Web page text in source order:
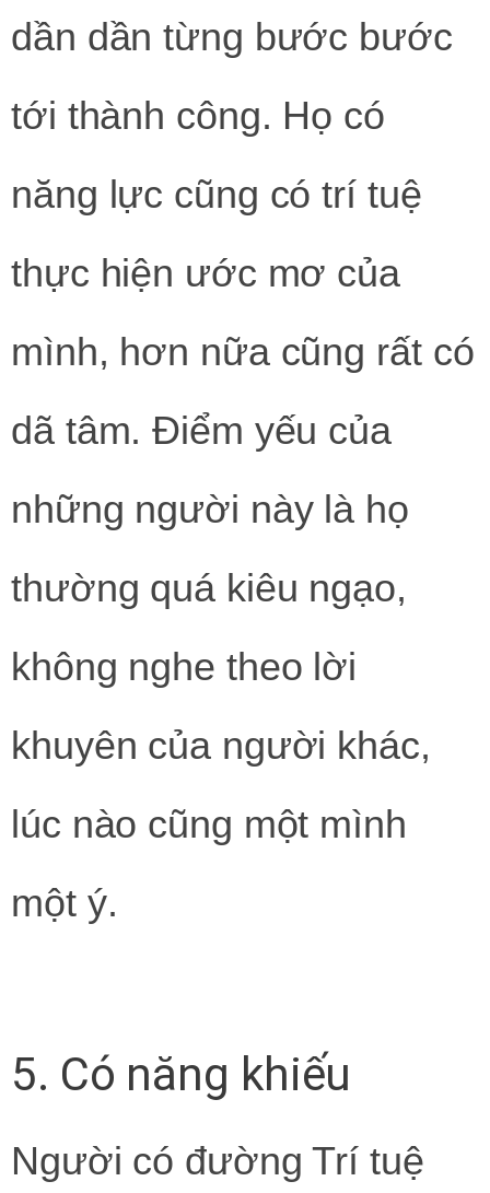
dần dần từng bước bước
tới thành công. Họ có
năng lực cũng có trí tuệ
thực hiện ước mơ của
mình, hơn nữa cũng rất có
dã tâm. Điểm yếu của
những người này là họ
thường quá kiêu ngạo,
không nghe theo lời
khuyên của người khác,
lúc nào cũng một mình
một ý.
5. Có năng khiếu
Người có đường Trí tuệ